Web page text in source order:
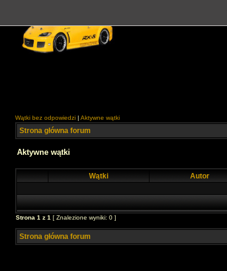
Wątki bez odpowiedzi | Aktywne wątki
Strona główna forum
Aktywne wątki
Wątki Autor
Strona 1 z 1 [ Znalezione wyniki: 0 ]
Strona główna forum